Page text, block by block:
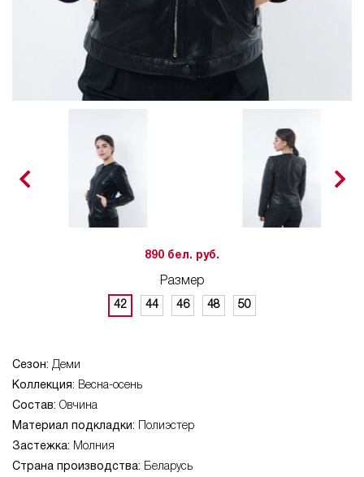
890 бел. руб.
Размер
42 44 46 48 50
Сезон: Деми
Коллекция: Весна-осень
Состав: Овчина
Материал подкладки:
Полиэстер
Застежка: Молния
Страна производства: Беларусь